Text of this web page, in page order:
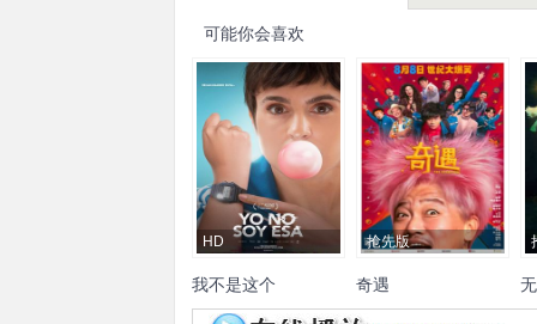
可能你会喜欢
HD
我不是这个
薇洛妮卡·恩切圭 安吉拉·
抢先版
奇遇
贾冰 王皓 李梦 郑合惠子 来